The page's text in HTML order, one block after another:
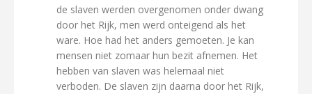
de slaven werden overgenomen onder dwang
door het Rijk, men werd onteigend als het
ware. Hoe had het anders gemoeten. Je kan
mensen niet zomaar hun bezit afnemen. Het
hebben van slaven was helemaal niet
verboden. De slaven zijn daarna door het Rijk,